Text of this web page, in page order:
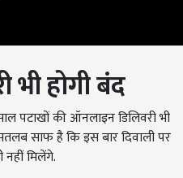
होगी बंद
पटाखों की ऑनलाइन डिलिवरी भी
साफ है कि इस बार दिवाली पर
मिलेंगे.